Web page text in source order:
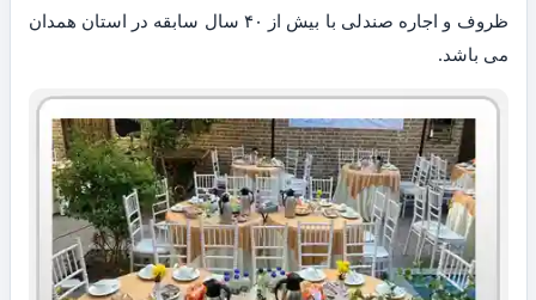
ظروف و اجاره صندلی با بیش از ۴۰ سال سابقه در استان همدان
می باشد.